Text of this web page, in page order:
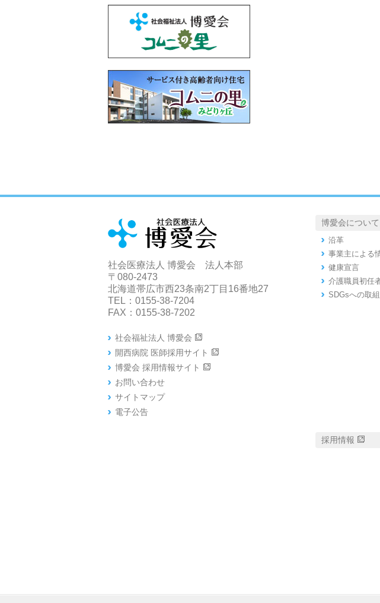
社会医療法人 博愛会 法人本部
〒080-2473
北海道帯広市西23条南2丁目16番地27
TEL：0155-38-7204
FAX：0155-38-7202
社会福祉法人 博愛会
開西病院 医師採用サイト
博愛会 採用情報サイト
お問い合わせ
サイトマップ
電子公告
博愛会について
沿革
事業主による
健康宣言
介護職員初任
SDGsへの取
採用情報